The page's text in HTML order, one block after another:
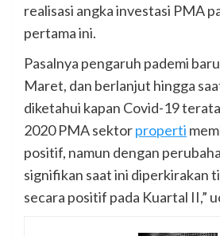
realisasi angka investasi PMA
pertama ini.
Pasalnya pengaruh pademi
Maret, dan berlanjut hingga
diketahui kapan Covid-19
2020 PMA sektorproperti
positif, namun dengan
signifikan saat ini diperkirakan
secara positif pada Kuartal II,”